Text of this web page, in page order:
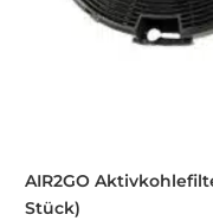
AIR2GO
Stück)